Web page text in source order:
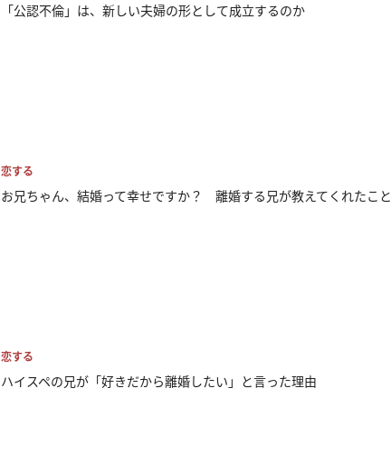
「公認不倫」は、新しい夫婦の形として成立するのか
恋する
お兄ちゃん、結婚って幸せですか？ 離婚する兄が教えてくれたこと
恋する
ハイスペの兄が「好きだから離婚したい」と言った理由